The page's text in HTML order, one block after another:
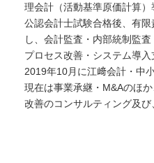
理会計（活動基準原価計算）
公認会計士試験合格後、有
し、会計監査・内部統制監
プロセス改善・システム導入
2019年10月に江﨑会計・中
現在は事業承継・M&Aのほ
改善のコンサルティング及び